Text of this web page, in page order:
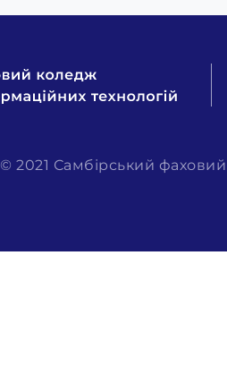
© 2021 Самбірський